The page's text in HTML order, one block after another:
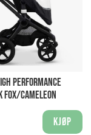
PERFORMANCE
FOX/CAMELEON
Kjøp